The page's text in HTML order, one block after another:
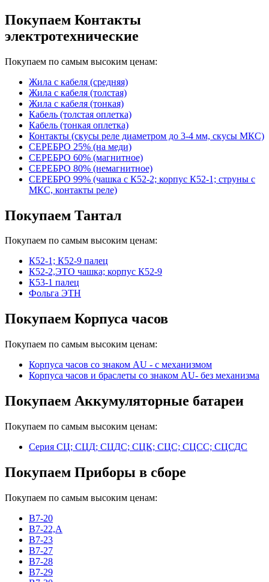
Покупаем Контакты
электротехнические
Покупаем по самым высоким ценам:
Жила с кабеля (средняя)
Жила с кабеля (толстая)
Жила с кабеля (тонкая)
Кабель (толстая оплетка)
Кабель (тонкая оплетка)
Контакты (скусы реле диаметром до 3-4 мм, скусы МКС)
СЕРЕБРО 25% (на меди)
СЕРЕБРО 60% (магнитное)
СЕРЕБРО 80% (немагнитное)
СЕРЕБРО 99% (чашка с К52-2; корпус К52-1; струны с
МКС, контакты реле)
Покупаем Тантал
Покупаем по самым высоким ценам:
К52-1; К52-9 палец
К52-2,ЭТО чашка; корпус К52-9
К53-1 палец
Фольга ЭТН
Покупаем Корпуса часов
Покупаем по самым высоким ценам:
Корпуса часов cо знаком AU - с механизмом
Корпуса часов и браслеты со знаком AU- без механизма
Покупаем Аккумуляторные батареи
Покупаем по самым высоким ценам:
Серия СЦ; СЦД; СЦДС; СЦК; СЦС; СЦСС; СЦСДС
Покупаем Приборы в сборе
Покупаем по самым высоким ценам:
В7-20
В7-22,А
В7-23
В7-27
В7-28
В7-29